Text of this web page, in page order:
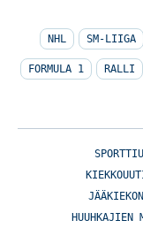
NHL SM-LIIGA
FORMULA 1 RALLI
HUUHKAJIEN